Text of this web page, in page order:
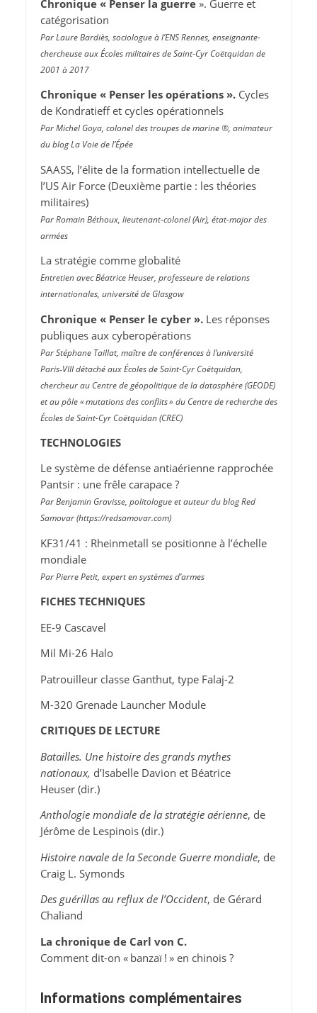
Chronique « Penser la guerre». Guerre et
catégorisation
Par Laure Bardiès, sociologue à l’ENS Rennes, enseignante-
chercheuse aux Écoles militaires de Saint-Cyr Coëtquidan de
2001 à 2017
Chronique « Penser les opérations ». Cycles
de Kondratieff et cycles opérationnels
Par Michel Goya, colonel des troupes de marine ®, animateur
du blog La Voie de l’Épée
SAASS, l’élite de la formation intellectuelle de
l’US Air Force (Deuxième partie : les théories
militaires)
Par Romain Béthoux, lieutenant-colonel (Air), état-major des
armées
La stratégie comme globalité
Entretien avec Béatrice Heuser, professeure de relations
internationales, université de Glasgow
Chronique « Penser le cyber ». Les réponses
publiques aux cyberopérations
Par Stéphane Taillat, maître de conférences à l’université
Paris‑VIII détaché aux Écoles de Saint-Cyr Coëtquidan,
chercheur au Centre de géopolitique de la datasphère (GEODE)
et au pôle « mutations des conflits » du Centre de recherche des
Écoles de Saint-Cyr Coëtquidan (CREC)
TECHNOLOGIES
Le système de défense antiaérienne rapprochée
Pantsir : une frêle carapace ?
Par Benjamin Gravisse, politologue et auteur du blog Red
Samovar (https://​redsamovar​.com)
KF31/41 : Rheinmetall se positionne à l’échelle
mondiale
Par Pierre Petit, expert en systèmes d’armes
FICHES TECHNIQUES
EE-9 Cascavel
Mil Mi-26 Halo
Patrouilleur classe Ganthut, type Falaj-2
M-320 Grenade Launcher Module
CRITIQUES DE LECTURE
Batailles. Une histoire des grands mythes
nationaux, d’Isabelle Davion et Béatrice
Heuser (dir.)
Anthologie mondiale de la stratégie aérienne, de
Jérôme de Lespinois (dir.)
Histoire navale de la Seconde Guerre mondiale, de
Craig L. Symonds
Des guérillas au reflux de l’Occident, de Gérard
Chaliand
La chronique de Carl von C.
Comment dit-on « banzaï ! » en chinois ?
Informations complémentaires